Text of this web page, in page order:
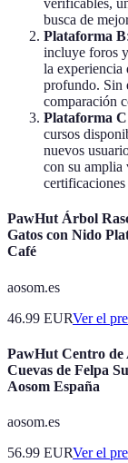
verificables,
busca de
Plataforma B
incluye foros
la experiencia
profundo. Sin
comparación
Plataforma C
cursos
nuevos
con su amplia
PawHut Árbol
Gatos con Nido
Café
aosom.es
46.99 EURVer el
PawHut Centro de
Cuevas de Felpa
Aosom España
aosom.es
56.99 EURVer el